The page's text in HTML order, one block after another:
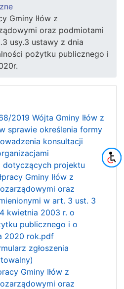
Gminy Iłów z
oraz podmiotami
usy.3 ustawy z dnia
pożytku publicznego i
2019 Wójta Gminy Iłów z
sprawie określenia formy
konsultacji
dotyczących projektu
Gminy Iłów z
oraz
w art. 3 ust. 3
kwietnia 2003 r. o
publicznego i o
2020 rok.pdf
zgłoszenia
Gminy Iłów z
oraz